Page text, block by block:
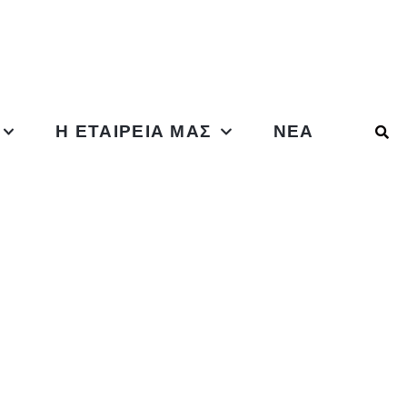
Η ΕΤΑΙΡΕΊΑ ΜΑΣ ΝΈΑ